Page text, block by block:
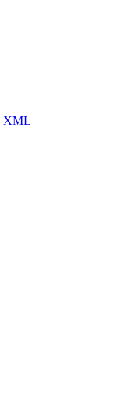
XML